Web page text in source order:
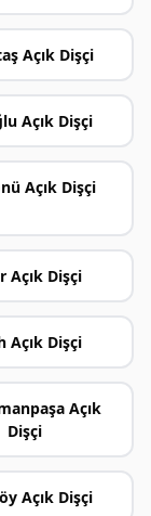
Açık Dişçi
Açık Dişçi
Açık Dişçi
Açık Dişçi
Açık Dişçi
Açık
Dişçi
Açık Dişçi